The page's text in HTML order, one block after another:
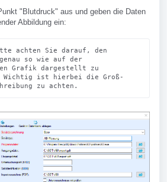
"Blutdruck" aus und geben die Daten
Abbildung ein:
achten Sie darauf, den
genau so wie auf der
Grafik dargestellt zu
Wichtig ist hierbei die Groß-
zu achten.